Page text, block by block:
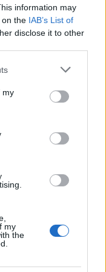
information may
on the IAB’s List of
disclose it to other
my
my
the